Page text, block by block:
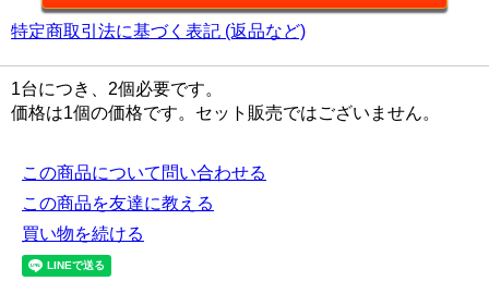
特定商取引法に基づく表記 (返品など)
1台につき、2個必要です。
価格は1個の価格です。セット販売ではございません。
この商品について問い合わせる
この商品を友達に教える
買い物を続ける